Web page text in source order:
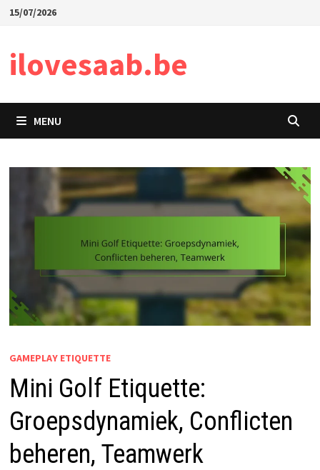
Skip15/07/2026
ilovesaab.be
MENU
GAMEPLAY ETIQUETTE
Mini Golf Etiquette:
Groepsdynamiek, Conflicten
beheren, Teamwerk